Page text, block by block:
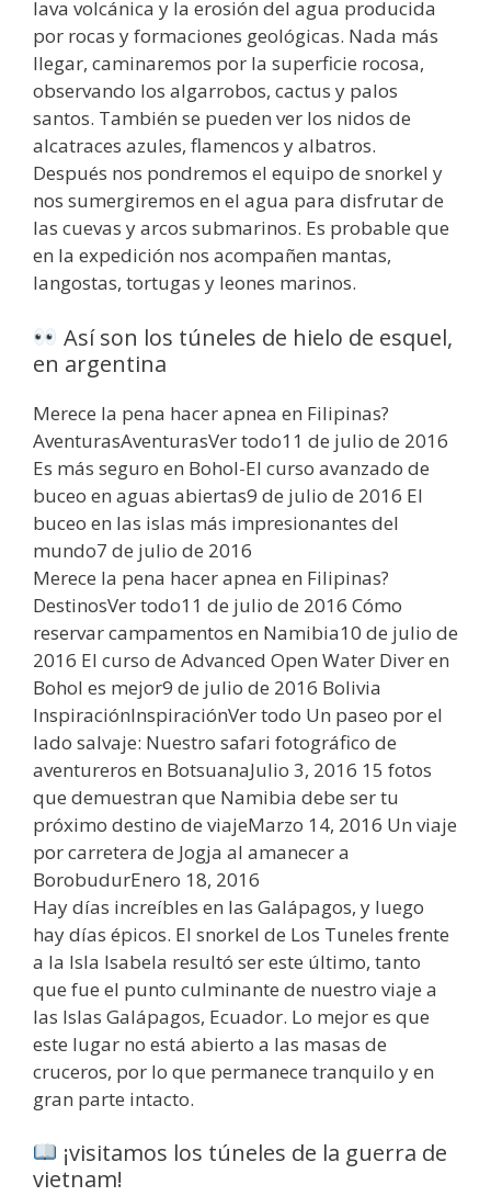
lava volcánica y la erosión del agua producida
por rocas y formaciones geológicas. Nada más
llegar, caminaremos por la superficie rocosa,
observando los algarrobos, cactus y palos
santos. También se pueden ver los nidos de
alcatraces azules, flamencos y albatros.
Después nos pondremos el equipo de snorkel y
nos sumergiremos en el agua para disfrutar de
las cuevas y arcos submarinos. Es probable que
en la expedición nos acompañen mantas,
langostas, tortugas y leones marinos.
Así son los túneles de hielo de esquel,
en argentina
Merece la pena hacer apnea en Filipinas?
AventurasAventurasVer todo11 de julio de 2016
Es más seguro en Bohol-El curso avanzado de
buceo en aguas abiertas9 de julio de 2016 El
buceo en las islas más impresionantes del
mundo7 de julio de 2016
Merece la pena hacer apnea en Filipinas?
DestinosVer todo11 de julio de 2016 Cómo
reservar campamentos en Namibia10 de julio de
2016 El curso de Advanced Open Water Diver en
Bohol es mejor9 de julio de 2016 Bolivia
InspiraciónInspiraciónVer todo Un paseo por el
lado salvaje: Nuestro safari fotográfico de
aventureros en BotsuanaJulio 3, 2016 15 fotos
que demuestran que Namibia debe ser tu
próximo destino de viajeMarzo 14, 2016 Un viaje
por carretera de Jogja al amanecer a
BorobudurEnero 18, 2016
Hay días increíbles en las Galápagos, y luego
hay días épicos. El snorkel de Los Tuneles frente
a la Isla Isabela resultó ser este último, tanto
que fue el punto culminante de nuestro viaje a
las Islas Galápagos, Ecuador. Lo mejor es que
este lugar no está abierto a las masas de
cruceros, por lo que permanece tranquilo y en
gran parte intacto.
¡visitamos los túneles de la guerra de
vietnam!